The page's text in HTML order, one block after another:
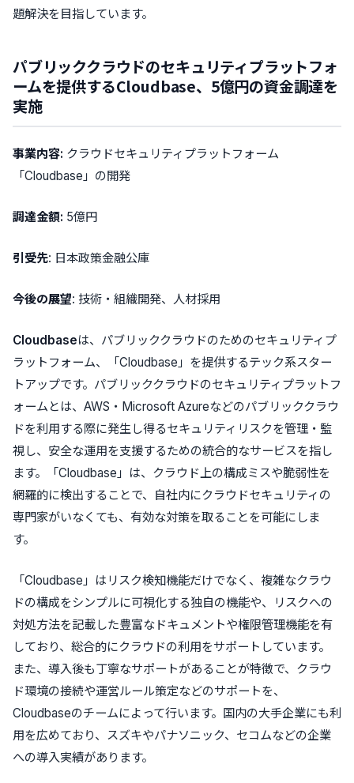
題解決を目指しています。
パブリッククラウドのセキュリティプラットフォ
ームを提供するCloudbase、5億円の資金調達を
実施
事業内容: クラウドセキュリティプラットフォーム
「Cloudbase」の開発
調達金額: 5億円
引受先: 日本政策金融公庫
今後の展望: 技術・組織開発、人材採用
Cloudbaseは、パブリッククラウドのためのセキュリティプ
ラットフォーム、
「Cloudbase」 を提供するテック系スター
トアップです。パブリッククラウドのセキュリティプラットフ
ォームとは、AWS・Microsoft Azureなどのパブリッククラウ
ドを利用する際に発生し得るセキュリティリスクを管理・監
視し、安全な運用を支援するための統合的なサービスを指し
ます。
「Cloudbase」 は、クラウド上の構成ミスや脆弱性を
網羅的に検出することで、自社内にクラウドセキュリティの
専門家がいなくても、有効な対策を取ることを可能にしま
す。
「Cloudbase」 はリスク検知機能だけでなく、複雑なクラウ
ドの構成をシンプルに可視化する独自の機能や、リスクへの
対処方法を記載した豊富なドキュメントや権限管理機能を有
しており、 総合的にクラウドの利用をサポート しています。
また、 導入後も丁寧なサポートがあることが特徴で、クラウ
ド環境の接続や運営ルール策定などのサポートを、
Cloudbaseのチームによって行います。国内の大手企業にも利
用を広めており、スズキやパナソニック、セコムなどの企業
への導入実績があります。